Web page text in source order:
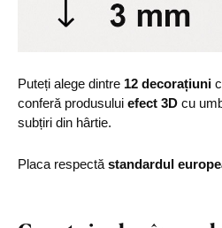
Puteți alege dintre 12 decorațiuni
conferă produsului efect 3D cu
subțiri din hârtie.
Placa respectă standardul